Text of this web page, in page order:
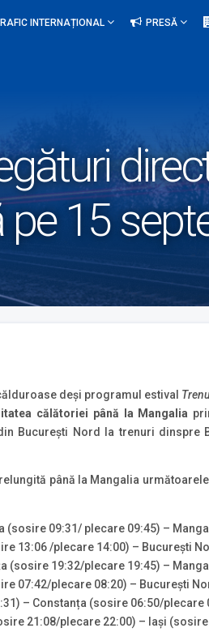
INTERNAȚIONAL PRESĂ
15
deși programul estival
călătoriei până la Mangalia
București Nord la trenuri dinspre
până la Mangalia
(sosire 09:31/ plecare 09:45) –
13:06 /plecare 14:00) – București
(sosire 19:32/plecare 19:45) –
07:42/plecare 08:20) – București
– Constanța (sosire 06:50/
21:08/plecare 22:00) – Iași